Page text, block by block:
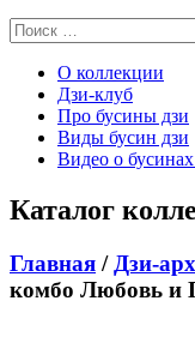
О коллекции
Дзи-клуб
Про бусины дзи
Виды бусин дзи
Видео о
Каталог
Главная / Дзи-
комбо Любовь и